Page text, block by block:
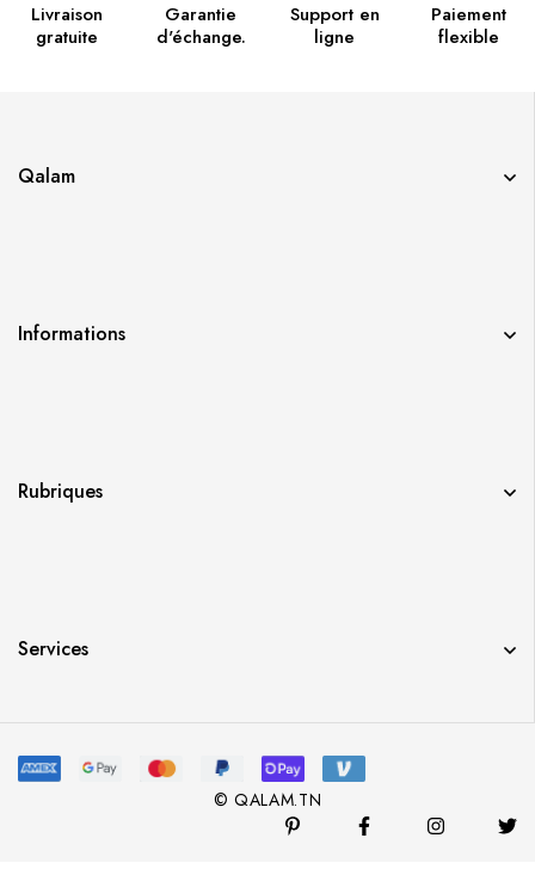
Livraison
gratuite
Garantie
d'échange.
Support en
ligne
Paiement
flexible
Qalam
Informations
Rubriques
Services
© QALAM.TN